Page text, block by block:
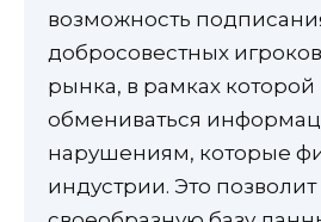
возможность
добросовестных
рынка, в рамках
обмениваться
нарушениям, которые
индустрии. Это позволит